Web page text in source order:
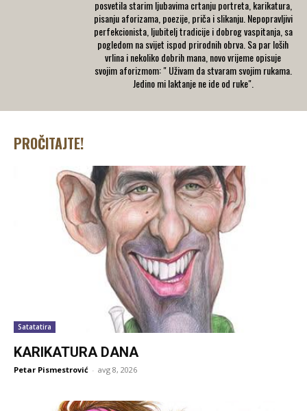
posvetila starim ljubavima crtanju portreta, karikatura,
pisanju aforizama, poezije, priča i slikanju. Nepopravljivi
perfekcionista, ljubitelj tradicije i dobrog vaspitanja, sa
pogledom na svijet ispod prirodnih obrva. Sa par loših
vrlina i nekoliko dobrih mana, novo vrijeme opisuje
svojim aforizmom: " Uživam da stvaram svojim rukama.
Jedino mi laktanje ne ide od ruke".
PROČITAJTE!
Satatatira
KARIKATURA DANA
Petar Pismestrović - avg 8, 2026